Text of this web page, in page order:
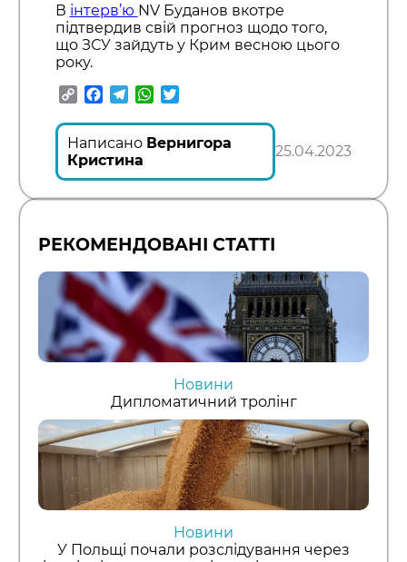
В інтерв’ю NV Буданов вкотре
підтвердив свій прогноз щодо того,
що ЗСУ зайдуть у Крим весною цього
року.
CopyFacebook
TelegramWhatsApp
Написано Вернигора
Кристина
25.04.2023
РЕКОМЕНДОВАНІ СТАТТІ
Новини
Дипломатичний тролінг
Новини
У Польщі почали розслідування через